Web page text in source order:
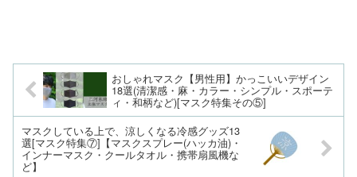
おしゃれマスク【男性用】かっこいいデザイン
18選(清潔感・麻・カラー・シンプル・スポーテ
ィ・和柄など)[マスク特集その⑤]
マスクしている上で、涼しくなる冷感グッズ13
選[マスク特集⑦]【マスクスプレー(ハッカ油)・
インナーマスク・クールタオル・携帯扇風機な
ど】